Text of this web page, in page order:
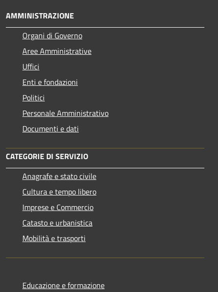
AMMINISTRAZIONE
Organi di Governo
Aree Amministrative
Uffici
Enti e fondazioni
Politici
Personale Amministrativo
Documenti e dati
CATEGORIE DI SERVIZIO
Anagrafe e stato civile
Cultura e tempo libero
Imprese e Commercio
Catasto e urbanistica
Mobilità e trasporti
Educazione e formazione